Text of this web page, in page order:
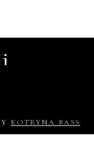
KOTRYNA BASS